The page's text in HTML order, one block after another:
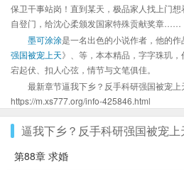
保卫干事站岗！直到某天，极品家人找上门
自登门，给沈心柔颁发国家特殊贡献奖章……
墨可涂涂是一名出色的小说作者，他的作
强国被宠上天》、等，本本精品，字字珠玑
宕起伏、扣人心弦，情节与文笔俱佳。
最新章节逼我下乡？反手科研强国被宠上
https://m.xs777.org/info-425846.html
逼我下乡？反手科研强国被宠上
第88章 求婚